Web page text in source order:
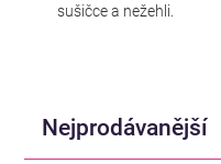
sušičce a nežehli.
Nejprodávanější